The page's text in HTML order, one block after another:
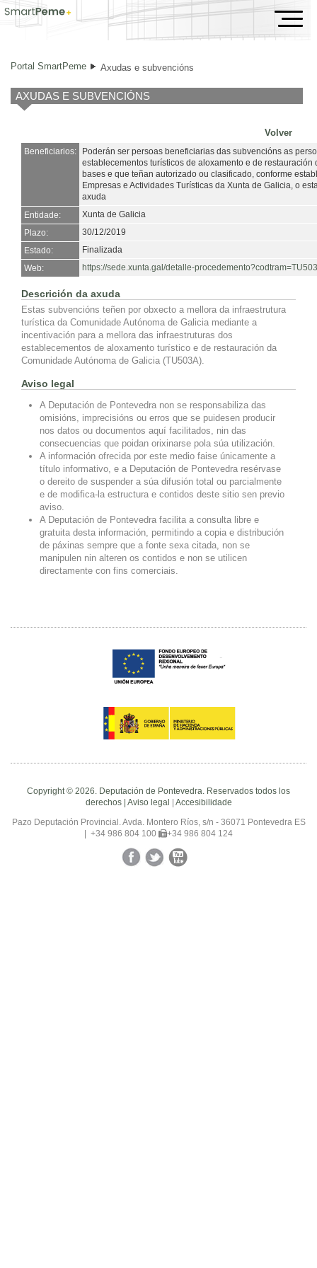
Axudas e subvencións
Portal SmartPeme Axudas e subvencións
AXUDAS E SUBVENCIÓNS
Volver
Beneficiarios:
Poderán ser persoas beneficiarias das subvencións as
establecementos turísticos de aloxamento e de
bases e que teñan autorizado ou clasificado, conforme
Empresas e Actividades Turísticas da Xunta de Galicia, o
axuda
Entidade:
Xunta de Galicia
Plazo:
30/12/2019
Estado:
Finalizada
Web:
https://sede.xunta.gal/detalle-
Descrición da axuda
Estas subvencións teñen por obxecto a mellora da infraestrutura
turística da Comunidade Autónoma de Galicia mediante a
incentivación para a mellora das infraestruturas dos
establecementos de aloxamento turístico e de restauración da
Comunidade Autónoma de Galicia (TU503A).
Aviso legal
A Deputación de Pontevedra non se responsabiliza das
omisións, imprecisións ou erros que se puidesen producir
nos datos ou documentos aquí facilitados, nin das
consecuencias que poidan orixinarse pola súa utilización.
A información ofrecida por este medio faise únicamente a
título informativo, e a Deputación de Pontevedra resérvase
o dereito de suspender a súa difusión total ou parcialmente
e de modifica-la estructura e contidos deste sitio sen previo
aviso.
A Deputación de Pontevedra facilita a consulta libre e
gratuita desta información, permitindo a copia e distribución
de páxinas sempre que a fonte sexa citada, non se
manipulen nin alteren os contidos e non se utilicen
directamente con fins comerciais.
Copyright © 2026. Deputación de Pontevedra. Reservados todos los
derechos | Aviso legal | Accesibilidade
Pazo Deputación Provincial. Avda. Montero Ríos, s/n - 36071 Pontevedra ES
| +34 986 804 100
+34 986 804 124
FacebookTwitterYouTube